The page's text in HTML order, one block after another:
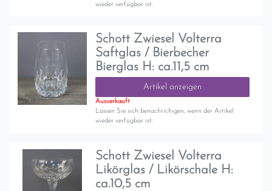
wieder verfügbar ist.
Schott Zwiesel Volterra
Saftglas / Bierbecher
Bierglas H: ca.11,5 cm
Artikel anzeigen
Ausverkauft
Lassen Sie sich benachrichigen, wenn der Artikel
wieder verfügbar ist.
Schott Zwiesel Volterra
Likörglas / Likörschale H:
ca.10,5 cm